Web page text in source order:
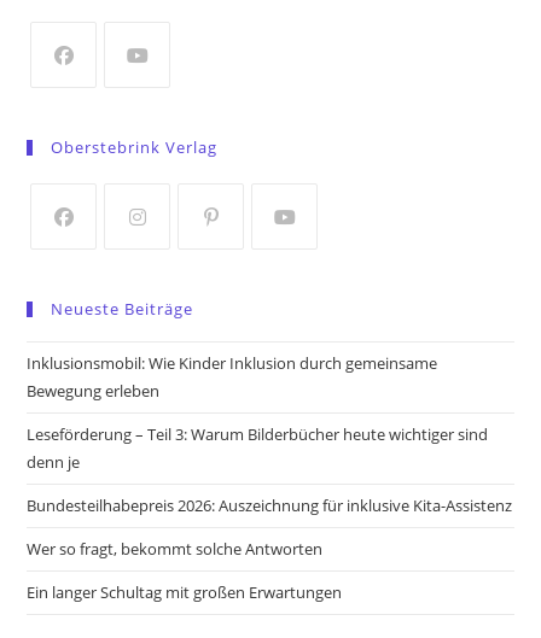
tab
a
tab
tab
Oberstebrink Verlag
a
new
tab
new
tab
a
new
new
Neueste Beiträge
Inklusionsmobil: Wie Kinder Inklusion durch gemeinsame
Bewegung erleben
Leseförderung – Teil 3: Warum Bilderbücher heute wichtiger sind
denn je
Bundesteilhabepreis 2026: Auszeichnung für inklusive Kita-Assistenz
Wer so fragt, bekommt solche Antworten
Ein langer Schultag mit großen Erwartungen